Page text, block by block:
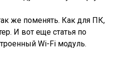
же поменять. Как для ПК,
И вот еще статья по
Wi-Fi модуль.